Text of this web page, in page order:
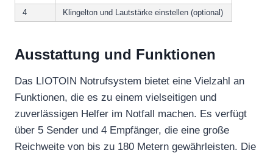
4
Klingelton und Lautstärke einstellen (optional)
Ausstattung und Funktionen
Das LIOTOIN Notrufsystem bietet eine Vielzahl an
Funktionen, die es zu einem vielseitigen und
zuverlässigen Helfer im Notfall machen. Es verfügt
über 5 Sender und 4 Empfänger, die eine große
Reichweite von bis zu 180 Metern gewährleisten. Die